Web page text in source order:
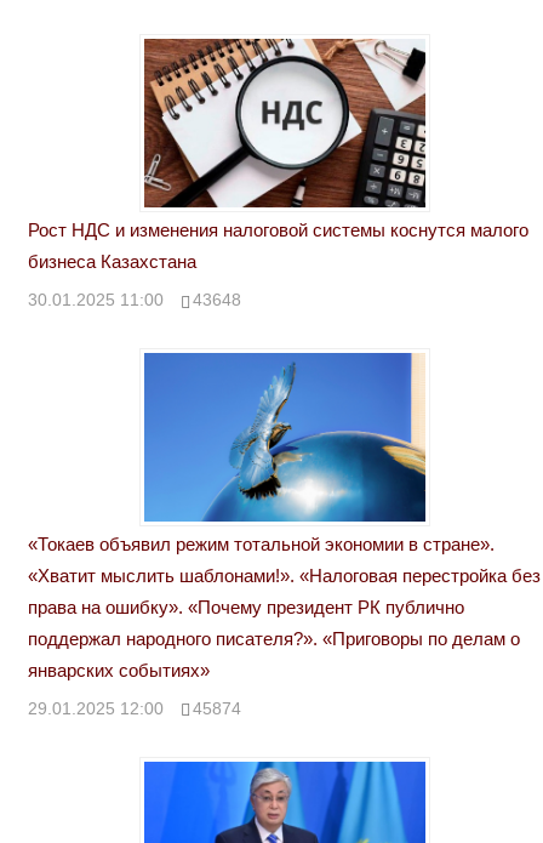
Рост НДС и изменения налоговой системы коснутся малого
бизнеса Казахстана
30.01.2025 11:00 43648
«Токаев объявил режим тотальной экономии в стране».
«Хватит мыслить шаблонами!». «Налоговая перестройка без
права на ошибку». «Почему президент РК публично
поддержал народного писателя?». «Приговоры по делам о
январских событиях»
29.01.2025 12:00 45874